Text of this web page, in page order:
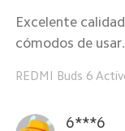
Excelente
cómodos de usar.
REDMI Buds 6
6***6